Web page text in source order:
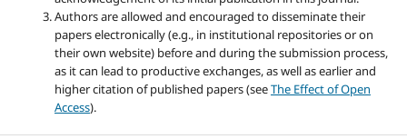
Authors are allowed and encouraged to disseminate their
papers electronically (e.g., in institutional repositories or on
their own website) before and during the submission process,
as it can lead to productive exchanges, as well as earlier and
higher citation of published papers (seeThe Effect of Open
Access).